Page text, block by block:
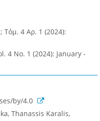
Τόμ. 4 Αρ. 1 (2024):
4 No. 1 (2024): January -
by/4.0
Thanassis Karalis,